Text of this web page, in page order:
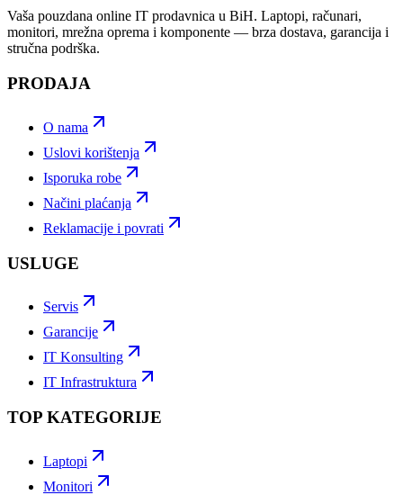
Vaša pouzdana online IT prodavnica u BiH. Laptopi, računari,
monitori, mrežna oprema i komponente — brza dostava, garancija i
stručna podrška.
PRODAJA
O nama
Uslovi korištenja
Isporuka robe
Načini plaćanja
Reklamacije i povrati
USLUGE
Servis
Garancije
IT Konsulting
IT Infrastruktura
TOP KATEGORIJE
Laptopi
Monitori